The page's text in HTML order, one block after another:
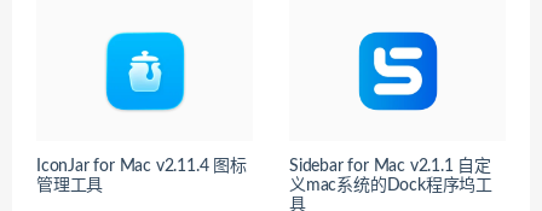
IconJar for Mac v2.11.4 图标
管理工具
Sidebar for Mac v2.1.1 自定
义mac系统的Dock程序坞工
具